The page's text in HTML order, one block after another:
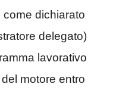
dichiarato
delegato)
lavorativo
motore entro